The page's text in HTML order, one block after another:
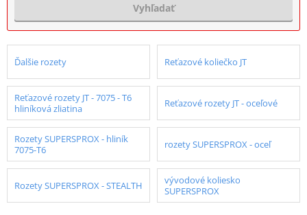
Vyhľadať
Ďalšie rozety Reťazové koliečko JT
Reťazové rozety JT - 7075 - T6
hliníková zliatina
Reťazové rozety JT - oceľové
Rozety SUPERSPROX - hliník
7075-T6
rozety SUPERSPROX - oceľ
Rozety SUPERSPROX - STEALTH
vývodové koliesko
SUPERSPROX